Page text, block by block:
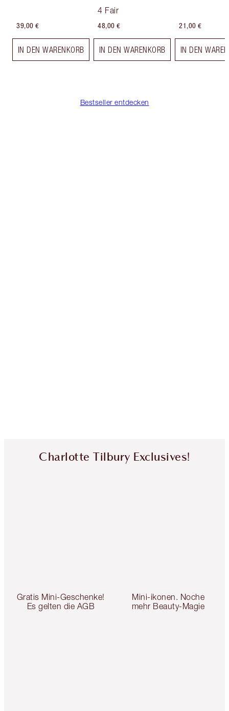
39,00 €
IN DEN WARENKORB
4 Fair
48,00 €
IN DEN WARENKORB
21,00 €
IN DEN
Bestseller entdecken
Charlotte Tilbury Exclusives!
Gratis Mini-Geschenke!
Es gelten die AGB
Mini-ikonen. Noche
mehr Beauty-Magie